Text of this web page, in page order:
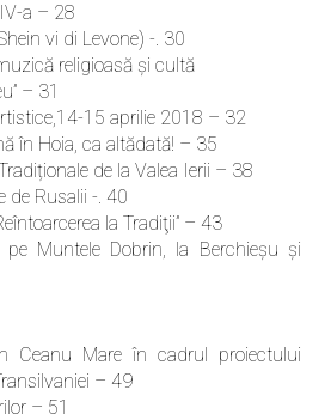
a – 28
vi di Levone) -. 30
religioasă și cultă
– 31
15 aprilie 2018 – 32
în Hoia, ca altădată! – 35
de la Valea Ierii – 38
de Rusalii -. 40
la Tradiţii” – 43
pe Muntele Dobrin, la Berchieșu și
Ceanu Mare în cadrul proiectului
– 49
– 51